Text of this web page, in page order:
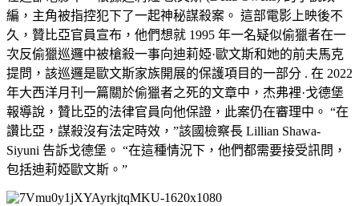
編，主角被指控犯下了一起神秘謀殺案。 這部電影上映後不
久，贊比亞官員宣布，他們想就 1995 年一名疑似偷獵者在一
次反偷獵巡邏中被槍殺一事向迪莉婭·歐文斯和她的前夫馬克
提問，該巡邏是歐文斯家族開展的保護項目的一部分 . 在 2022
年大西洋月刊一篇關於偷獵者之死的文章中，杰弗裡·戈德堡
報導說，贊比亞的法律官員向他保證，此案仍在審理中。 “在
讚比亞，謀殺沒有法定時效，”該國檢察長 Lillian Shawa-
Siyuni 告訴戈德堡。 “在這種情況下，他們都需要接受訊問，
包括迪莉婭歐文斯。”